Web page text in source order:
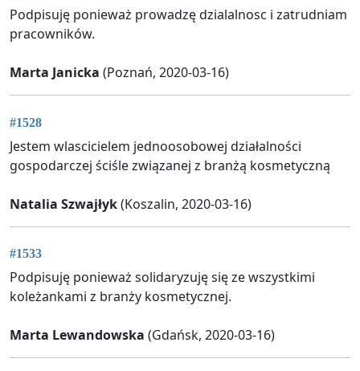
Podpisuję ponieważ prowadzę dzialalnosc i zatrudniam
pracowników.
Marta Janicka (Poznań, 2020-03-16)
#1528
Jestem wlascicielem jednoosobowej działalności
gospodarczej ściśle związanej z branżą kosmetyczną
Natalia Szwajłyk(Koszalin, 2020-03-16)
#1533
Podpisuję ponieważ solidaryzuję się ze wszystkimi
koleżankami z branży kosmetycznej.
Marta Lewandowska (Gdańsk, 2020-03-16)